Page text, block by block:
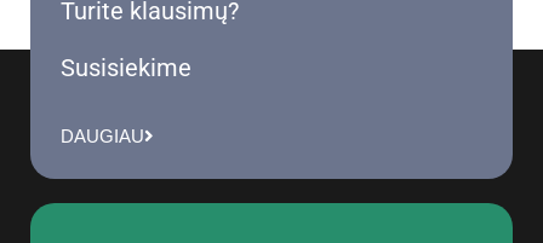
Turite klausimų?
Susisiekime
DAUGIAU